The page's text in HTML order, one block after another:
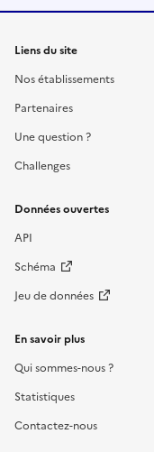
Liens du site
Nos établissements
Partenaires
Une question ?
Challenges
Données ouvertes
API
Schéma
Jeu de données
En savoir plus
Qui sommes-nous ?
Statistiques
Contactez-nous